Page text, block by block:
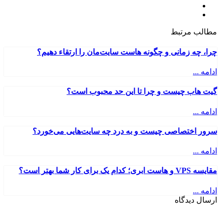
مطالب مرتبط
چرا، چه زمانی و چگونه هاست سایت‌مان را ارتقاء دهیم؟
ادامه ...
گیت هاب چیست و چرا تا این حد محبوب است؟
ادامه ...
سرور اختصاصی چیست و به درد چه سایت‌هایی می‌خورد؟
ادامه ...
مقایسه VPS و هاست ابری؛ کدام یک برای کار شما بهتر است؟
ادامه ...
ارسال دیدگاه